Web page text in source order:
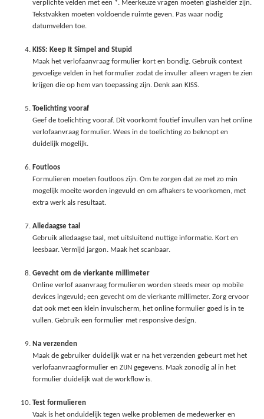
verplichte velden met een *. Meerkeuze vragen moeten glashelder zijn.
Tekstvakken moeten voldoende ruimte geven. Pas waar nodig
datumvelden toe.
KISS: Keep It Simpel and Stupid
Maak het verlofaanvraag formulier kort en bondig. Gebruik context
gevoelige velden in het formulier zodat de invuller alleen vragen te zien
krijgen die op hem van toepassing zijn. Denk aan KISS.
Toelichting vooraf
Geef de toelichting vooraf. Dit voorkomt foutief invullen van het online
verlofaanvraag formulier. Wees in de toelichting zo beknopt en
duidelijk mogelijk.
Foutloos
Formulieren moeten foutloos zijn. Om te zorgen dat ze met zo min
mogelijk moeite worden ingevuld en om afhakers te voorkomen, met
extra werk als resultaat.
Alledaagse taal
Gebruik alledaagse taal, met uitsluitend nuttige informatie. Kort en
leesbaar. Vermijd jargon. Maak het scanbaar.
Gevecht om de vierkante millimeter
Online verlof aaanvraag formulieren worden steeds meer op mobile
devices ingevuld; een gevecht om de vierkante millimeter. Zorg ervoor
dat ook met een klein invulscherm, het online formulier goed is in te
vullen. Gebruik een formulier met responsive design.
Na verzenden
Maak de gebruiker duidelijk wat er na het verzenden gebeurt met het
verlofaanvraagformulier en ZIJN gegevens. Maak zonodig al in het
formulier duidelijk wat de workflow is.
Test formulieren
Vaak is het onduidelijk tegen welke problemen de medewerker en